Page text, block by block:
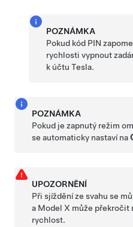
POZNÁMKA
Pokud kód PIN
rychlosti vypnout
k účtu Tesla.
POZNÁMKA
Pokud je zapnutý režim
se automaticky nastaví na
UPOZORNĚNÍ
Při sjíždění ze svahu se
a Model X může překročit
rychlost.